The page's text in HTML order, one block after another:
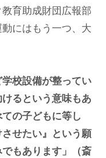
育助成財団広報部
にはもう一つ、大
学校設備が整ってい
るという意味もあ
の子どもに等し
せたい』という願
もあります」（斎